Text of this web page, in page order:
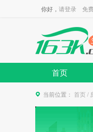
你好， 请登录 免
首页
当前位置： 首页 /